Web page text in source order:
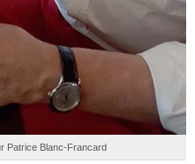
Patrice Blanc-Francard